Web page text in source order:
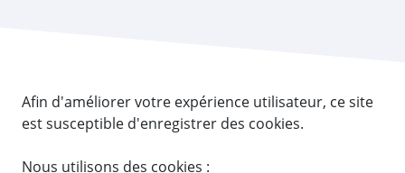
Afin d'améliorer votre expérience utilisateur, ce site
est susceptible d'enregistrer des cookies.
Nous utilisons des cookies :